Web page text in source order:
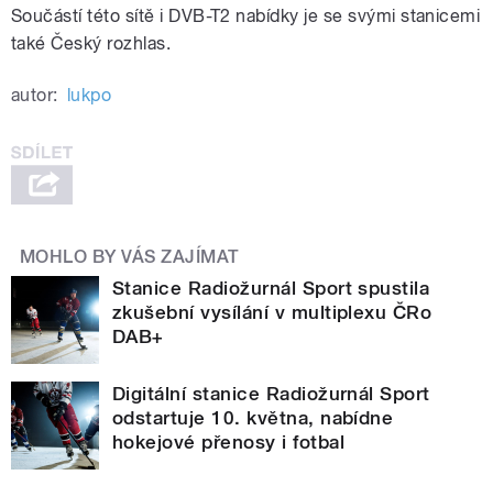
Součástí této sítě i DVB-T2 nabídky je se svými stanicemi
také Český rozhlas.
autor: lukpo
MOHLO BY VÁS ZAJÍMAT
Stanice Radiožurnál Sport spustila
zkušební vysílání v multiplexu ČRo
DAB+
Digitální stanice Radiožurnál Sport
odstartuje 10. května, nabídne
hokejové přenosy i fotbal